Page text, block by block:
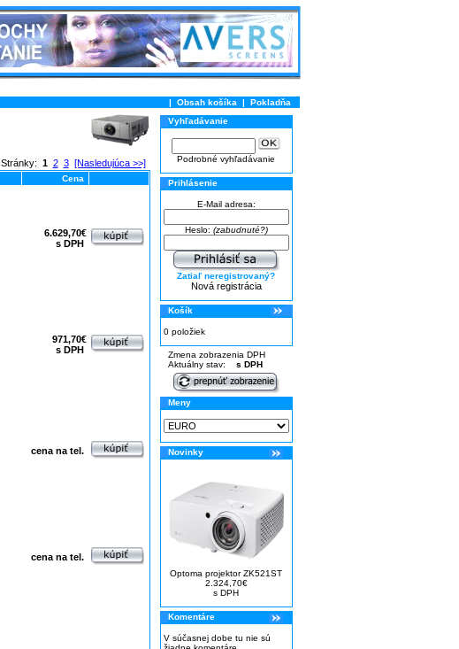
| Obsah košíka | Pokladňa
Stránky: 1 2 3 [Nasledujúca >>]
Cena
6.629,70€
s DPH
971,70€
s DPH
cena na tel.
cena na tel.
Vyhľadávanie
Podrobné vyhľadávanie
Prihlásenie
E-Mail adresa:
Heslo: (zabudnuté?)
Zatiaľ neregistrovaný?
Nová registrácia
Košík
0 položiek
Zmena zobrazenia DPH
Aktuálny stav: s DPH
Meny
Novinky
Optoma projektor ZK521ST
2.324,70€
s DPH
Komentáre
V súčasnej dobe tu nie sú